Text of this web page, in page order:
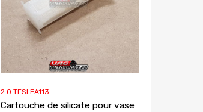
2.0 TFSI EA113
Cartouche de silicate pour vase